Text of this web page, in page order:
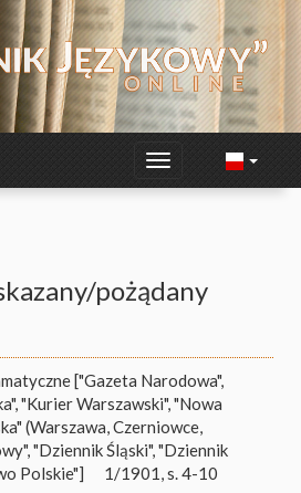
pożądany
["Gazeta Narodowa",
"Kurier Warszawski", "Nowa
(Warszawa, Czerniowce,
"Dziennik Śląski", "Dziennik
Polskie"]
1/1901, s. 4-10